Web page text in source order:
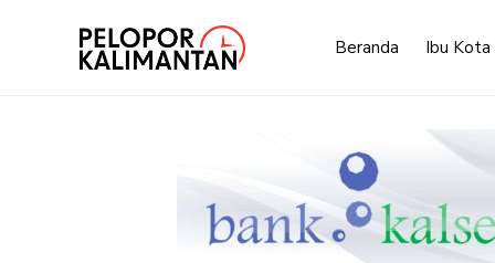
Beranda Ibu Kota